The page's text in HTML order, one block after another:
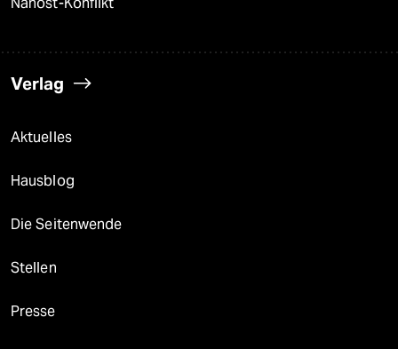
Verlag
Aktuelles
Hausblog
Die Seitenwende
Stellen
Presse